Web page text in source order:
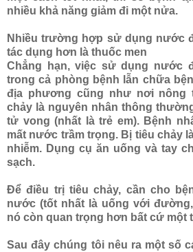
nhiều khả năng giảm đi một nửa.
Nhiều trường hợp sử dụng nước
tác dụng hơn là thuốc men
Chẳng hạn, việc sử dụng nước
trong cả phòng bệnh lẫn chữa
địa phương cũng như nơi nông
chảy là nguyên nhân thông
tử vong (nhất là trẻ em). Bệnh
mất nước trầm trọng. Bị tiêu chảy
nhiễm. Dụng cụ ăn uống và tay
sạch.
Để điều trị tiêu chảy, cần cho
nước (tốt nhất là uống với
nó còn quan trọng hơn bất cứ một
Sau đây chúng tôi nêu ra một số